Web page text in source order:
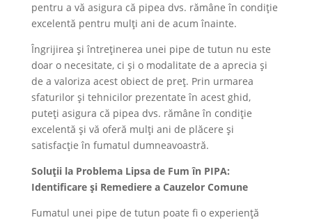
pentru a vă asigura că pipea dvs. rămâne în condiție
excelentă pentru mulți ani de acum înainte.
Îngrijirea și întreținerea unei pipe de tutun nu este
doar o necesitate, ci și o modalitate de a aprecia și
de a valoriza acest obiect de preț. Prin urmarea
sfaturilor și tehnicilor prezentate în acest ghid,
puteți asigura că pipea dvs. rămâne în condiție
excelentă și vă oferă mulți ani de plăcere și
satisfacție în fumatul dumneavoastră.
Soluții la Problema Lipsa de Fum în PIPA:
Identificare și Remediere a Cauzelor Comune
Fumatul unei pipe de tutun poate fi o experiență